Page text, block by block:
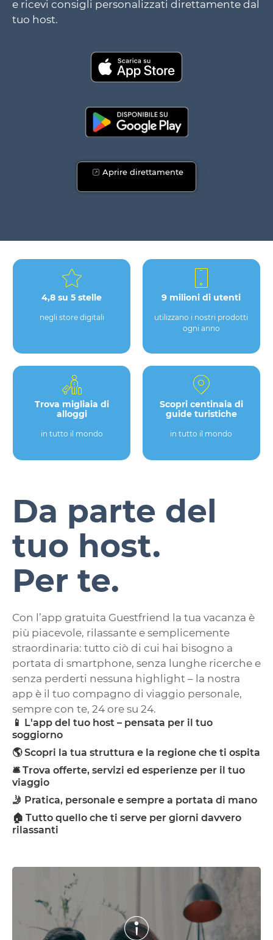
e ricevi consigli personalizzati direttamente dal
tuo host.
Aprire direttamente
4,8 su 5 stelle
negli store digitali
9 milioni di utenti
utilizzano i nostri prodotti
ogni anno
Trova migliaia di
alloggi
in tutto il mondo
Scopri centinaia di
guide turistiche
in tutto il mondo
Da parte del
tuo host.
Per te.
Con l’app gratuita Guestfriend la tua vacanza è
più piacevole, rilassante e semplicemente
straordinaria: tutto ciò di cui hai bisogno a
portata di smartphone, senza lunghe ricerche e
senza perderti nessuna highlight – la nostra
app è il tuo compagno di viaggio personale,
sempre con te, 24 ore su 24.
📱 L'app del tuo host – pensata per il tuo
soggiorno
🌎 Scopri la tua struttura e la regione che ti ospita
🛎️ Trova offerte, servizi ed esperienze per il tuo
viaggio
🤳 Pratica, personale e sempre a portata di mano
🏠 Tutto quello che ti serve per giorni davvero
rilassanti
Trova indicazioni su arrivo e partenza,